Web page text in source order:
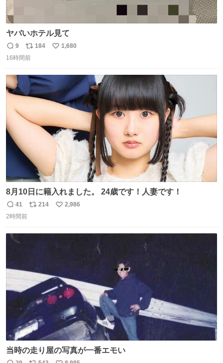
ヤバいホテル見て
返
信
9
リ
ポ
ト
数
184
い
数
1,680
16時間前
8月10日に籍入れました。 24歳です！人妻です！
返
信
41
リ
214
い
2,986
2時間前
当時の走り屋の写真が一番エモい